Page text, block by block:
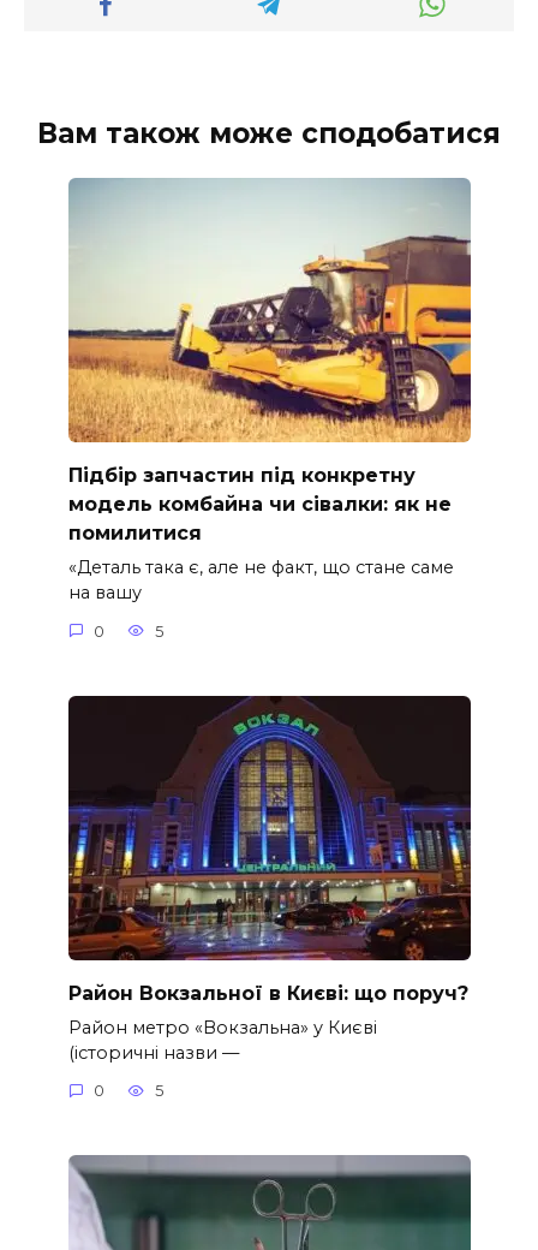
Вам також може сподобатися
Підбір запчастин під конкретну
модель комбайна чи сівалки: як не
помилитися
«Деталь така є, але не факт, що стане саме
на вашу
0 5
Район Вокзальної в Києві: що поруч?
Район метро «Вокзальна» у Києві
(історичні назви —
0 5